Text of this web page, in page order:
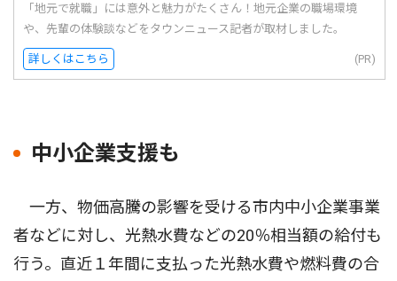
「地元で就職」には意外と魅力がたくさん！地元企業の職場環境
や、先輩の体験談などをタウンニュース記者が取材しました。
詳しくはこちら (PR)
中小企業支援も
一方、物価高騰の影響を受ける市内中小企業事業
者などに対し、光熱水費などの20％相当額の給付も
行う。直近１年間に支払った光熱水費や燃料費の合